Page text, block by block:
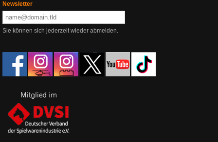
Newsletter
Sie können sich jederzeit wieder abmelden.